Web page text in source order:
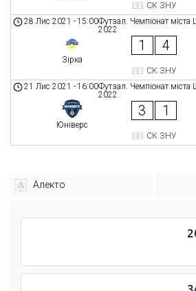
СК ЗНУ
Футзал. Чемпіонат
2022
28 Лис 2021 -15:00
Зірка
1 4
СК ЗНУ
Футзал. Чемпіонат
2022
21 Лис 2021 -16:00
Юніверс
3 1
СК ЗНУ
Алекто